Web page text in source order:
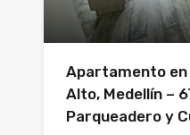
Apartamento en
Alto, Medellín –
Parqueadero y